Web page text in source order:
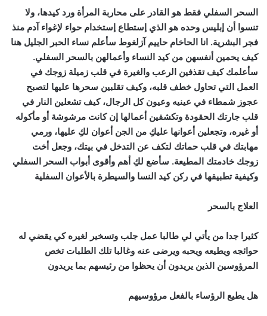
السحر السفلي فقط هو القادر على محاربة المرأة ورد كيدها، ولا
تنسوا أن إبليس وحده هو الذي إستطاع إستخدام حواء لإغواء آدم منذ
فجر البشرية. انا الحاخام حاييم آزلغوط سأعلم نساء الحبر الجليل هنا
كيف يحمين أنفسهن من كيد النساء وأعمالهن بالسحر السفلي.
سأعلمك كيف تقذفين الرعب والغيرة في قلب زميلة زوجك في
العمل التي تحاول خطف قلبه، وكيف تقلبين سحرها عليها لتصبح
عجوز شمطاء في عينيه وعيون كل الرجال، كيف تشعلين النار في
قلب جارتك الحقودة وتكشفين أعمالها إن كانت مرشوشة أو مأكوله
أو غيره، وتجعلين أعوانها عليكِ من الجن أعوان لكِ عليها، ورمي
مهابتك في قلب حماتك لتكف عن التدخل في بيتك، وجعل أخت
زوجك خادمتك المطيعة. سأضع لكِ أهم وأقوى أبواب السحر السفلي
وكيفية تطبيقها في ركن كيد النسا والسيطرة بالأعوان السفلية
العلاج بالسحر
كثيرا جدا من يأتي لي طالبا عمل جلب وتسخير لغيره كي يقضي له
حوائجه ويطيعه ويحبه ويرضى عنه وغالبا تلك الطلبات تخص
المرؤوسين الذين يريدون أن يحظوا من رئيسهم بما يريدون
هل يطيع الرؤساء بالفعل مرؤوسيهم